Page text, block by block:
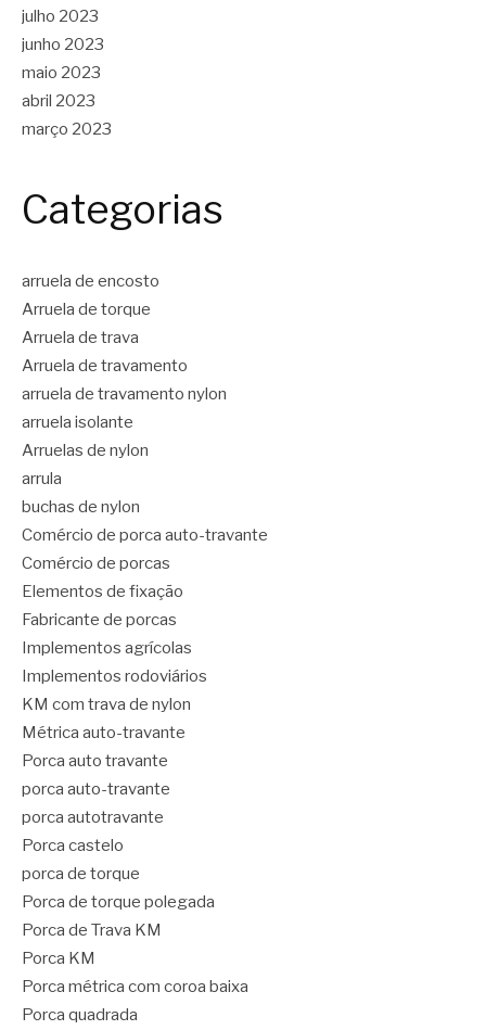
julho 2023
junho 2023
maio 2023
abril 2023
março 2023
Categorias
arruela de encosto
Arruela de torque
Arruela de trava
Arruela de travamento
arruela de travamento nylon
arruela isolante
Arruelas de nylon
arrula
buchas de nylon
Comércio de porca auto-travante
Comércio de porcas
Elementos de fixação
Fabricante de porcas
Implementos agrícolas
Implementos rodoviários
KM com trava de nylon
Métrica auto-travante
Porca auto travante
porca auto-travante
porca autotravante
Porca castelo
porca de torque
Porca de torque polegada
Porca de Trava KM
Porca KM
Porca métrica com coroa baixa
Porca quadrada